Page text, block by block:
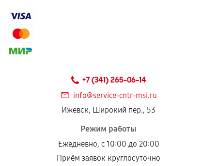
сохраняться полностью или частично, если
соблюдены следующие условия:
центром.
При этом гарантия на сами комплектующие
продавца. За качество сторонних деталей
сервисный центр ответственности не несет.
+7 (341) 265-06-14
info@service-cntr-msi.ru
Ижевск, Широкий пер., 53
Режим работы
Ежедневно, с 10:00 до 20:00
Приём заявок круглосуточно